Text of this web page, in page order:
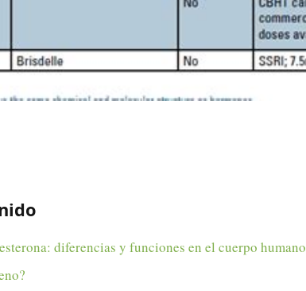
diferencias y funciones en el cuerpo humano